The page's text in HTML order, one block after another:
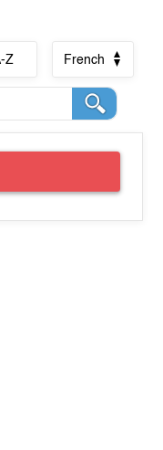
Z French